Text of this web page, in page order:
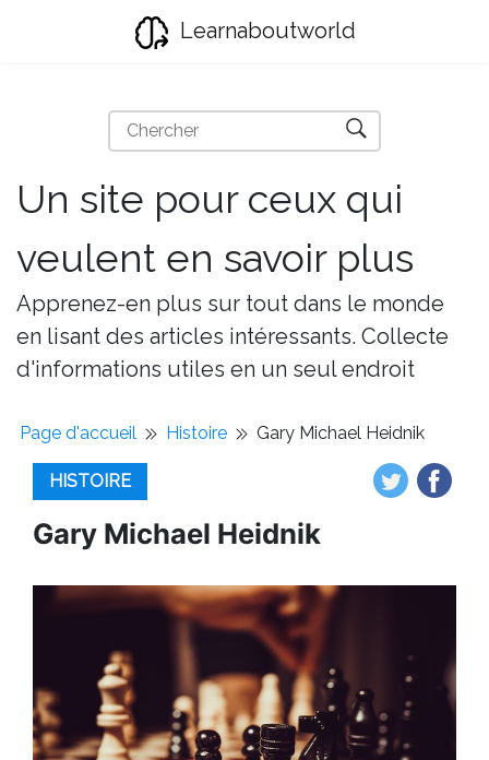
Learnaboutworld
Un site pour ceux qui
veulent en savoir plus
Apprenez-en plus sur tout dans le monde
en lisant des articles intéressants. Collecte
d'informations utiles en un seul endroit
Page d'accueil Histoire Gary Michael Heidnik
HISTOIRE
Gary Michael Heidnik